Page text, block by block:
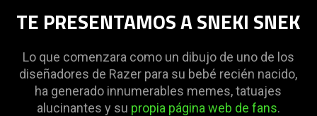
TE PRESENTAMOS A SNEKI SNEK
Lo que comenzara como un dibujo de uno de los
diseñadores de Razer para su bebé recién nacido,
ha generado innumerables memes, tatuajes
alucinantes y su propia página web de fans.